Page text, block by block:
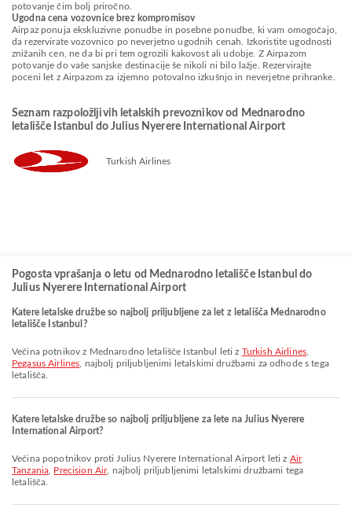
potovanje čim bolj priročno.
Ugodna cena vozovnice brez kompromisov
Airpaz ponuja ekskluzivne ponudbe in posebne ponudbe, ki vam omogočajo,
da rezervirate vozovnico po neverjetno ugodnih cenah. Izkoristite ugodnosti
znižanih cen, ne da bi pri tem ogrozili kakovost ali udobje. Z Airpazom
potovanje do vaše sanjske destinacije še nikoli ni bilo lažje. Rezervirajte
poceni let z Airpazom za izjemno potovalno izkušnjo in neverjetne prihranke.
Seznam razpoložljivih letalskih prevoznikov od Mednarodno
letališče Istanbul do Julius Nyerere International Airport
Turkish Airlines
Pogosta vprašanja o letu od Mednarodno letališče Istanbul do
Julius Nyerere International Airport
Katere letalske družbe so najbolj priljubljene za let z letališča Mednarodno
letališče Istanbul?
Večina potnikov z Mednarodno letališče Istanbul leti z Turkish Airlines,
Pegasus Airlines , najbolj priljubljenimi letalskimi družbami za odhode s tega
letališča.
Katere letalske družbe so najbolj priljubljene za lete na Julius Nyerere
International Airport?
Večina popotnikov proti Julius Nyerere International Airport leti z Air
Tanzania Precision Air, najbolj priljubljenimi letalskimi družbami tega
letališča.